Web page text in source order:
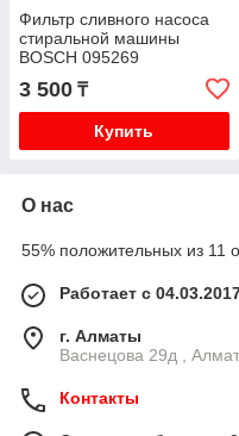
Фильтр сливного насоса
стиральной машины
BOSCH 095269
3 500 ₸
Купить
О нас
55% положительных из 11
Работает с
г. Алматы
Васнецова 29д ,
Контакты